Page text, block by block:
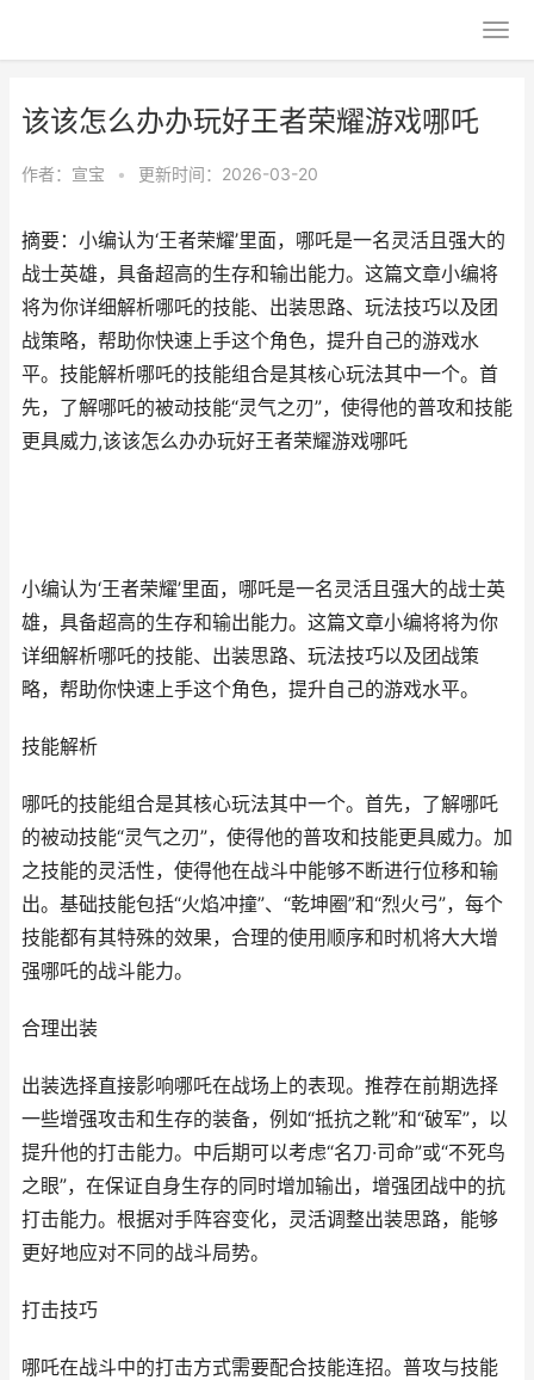
该该怎么办办玩好王者荣耀游戏哪吒
作者： 宣宝 • 更新时间：2026-03-20
摘要：小编认为‘王者荣耀’里面，哪吒是一名灵活且强大的
战士英雄，具备超高的生存和输出能力。这篇文章小编将
将为你详细解析哪吒的技能、出装思路、玩法技巧以及团
战策略，帮助你快速上手这个角色，提升自己的游戏水
平。技能解析哪吒的技能组合是其核心玩法其中一个。首
先，了解哪吒的被动技能“灵气之刃”，使得他的普攻和技能
更具威力,该该怎么办办玩好王者荣耀游戏哪吒
小编认为‘王者荣耀’里面，哪吒是一名灵活且强大的战士英
雄，具备超高的生存和输出能力。这篇文章小编将将为你
详细解析哪吒的技能、出装思路、玩法技巧以及团战策
略，帮助你快速上手这个角色，提升自己的游戏水平。
技能解析
哪吒的技能组合是其核心玩法其中一个。首先，了解哪吒
的被动技能“灵气之刃”，使得他的普攻和技能更具威力。加
之技能的灵活性，使得他在战斗中能够不断进行位移和输
出。基础技能包括“火焰冲撞”、“乾坤圈”和“烈火弓”，每个
技能都有其特殊的效果，合理的使用顺序和时机将大大增
强哪吒的战斗能力。
合理出装
出装选择直接影响哪吒在战场上的表现。推荐在前期选择
一些增强攻击和生存的装备，例如“抵抗之靴”和“破军”，以
提升他的打击能力。中后期可以考虑“名刀·司命”或“不死鸟
之眼”，在保证自身生存的同时增加输出，增强团战中的抗
打击能力。根据对手阵容变化，灵活调整出装思路，能够
更好地应对不同的战斗局势。
打击技巧
哪吒在战斗中的打击方式需要配合技能连招。普攻与技能